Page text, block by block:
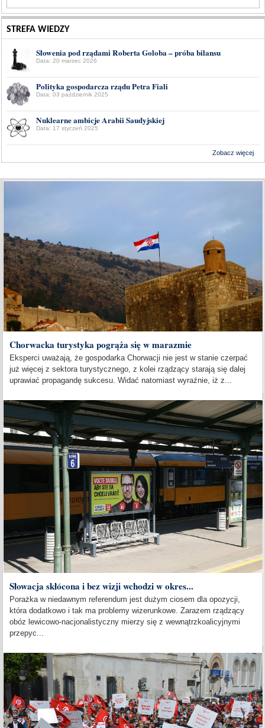
STREFA WIEDZY
Słowenia pod rządami Roberta Goloba – próba bilansu
Data: 20 marzec 2026
Polityka gospodarcza rządu Petra Fiali
Data: 03 październik 2025
Nuklearne ambicje Arabii Saudyjskiej
Data: 17 styczeń 2025
Zobacz więcej
Chorwacka turystyka pogrąża się w marazmie
Eksperci uważają, że gospodarka Chorwacji nie jest w stanie czerpać
już więcej z sektora turystycznego, z kolei rządzący starają się dalej
uprawiać propagandę sukcesu. Widać natomiast wyraźnie, iż z...
Słowacja skłócona i bez wizji wchodzi w okres...
Porażka w niedawnym referendum jest dużym ciosem dla opozycji,
która dodatkowo i tak ma problemy wizerunkowe. Zarazem rządzący
obóz lewicowo-nacjonalistyczny mierzy się z wewnątrzkoalicyjnymi
przepyc...